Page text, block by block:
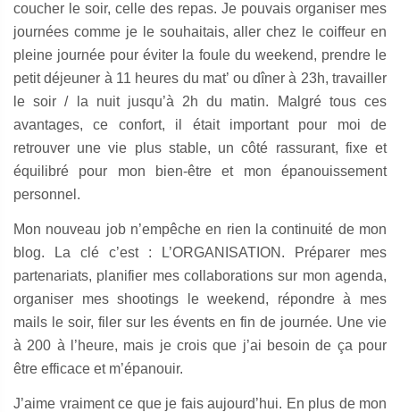
coucher le soir, celle des repas. Je pouvais organiser mes
journées comme je le souhaitais, aller chez le coiffeur en
pleine journée pour éviter la foule du weekend, prendre le
petit déjeuner à 11 heures du mat’ ou dîner à 23h, travailler
le soir / la nuit jusqu’à 2h du matin. Malgré tous ces
avantages, ce confort, il était important pour moi de
retrouver une vie plus stable, un côté rassurant, fixe et
équilibré pour mon bien-être et mon épanouissement
personnel.
Mon nouveau job n’empêche en rien la continuité de mon
blog. La clé c’est : L’ORGANISATION. Préparer mes
partenariats, planifier mes collaborations sur mon agenda,
organiser mes shootings le weekend, répondre à mes
mails le soir, filer sur les évents en fin de journée. Une vie
à 200 à l’heure, mais je crois que j’ai besoin de ça pour
être efficace et m’épanouir.
J’aime vraiment ce que je fais aujourd’hui. En plus de mon